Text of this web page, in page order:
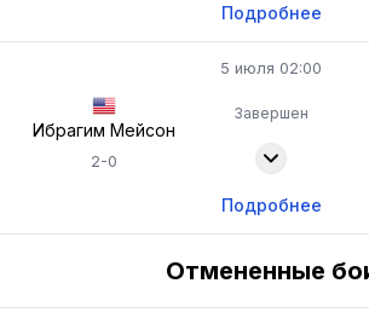
Подробнее
5 июля 02:00
Ибрагим Мейсон
2-0
Завершен
Подробнее
Отмененные